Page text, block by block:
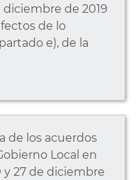
de 2019
de lo
e), de la
de los acuerdos
Local en
y 27 de diciembre